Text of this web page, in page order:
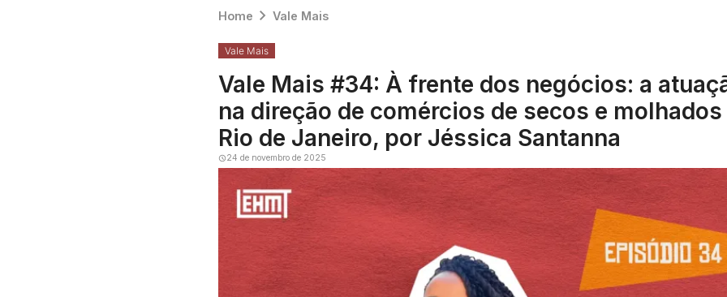
Home Vale Mais
Vale Mais
Vale Mais #34: À frente dos negócios: a
na direção de comércios de secos e
Rio de Janeiro, por Jéssica Santanna
24 de novembro de 2025